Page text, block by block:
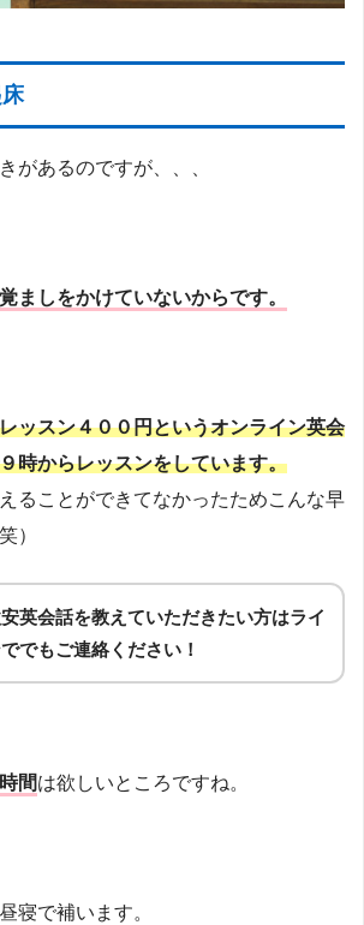
があるのですが、、、
ましをかけていないからです。
ッスン４００円というオンライン英会
時からレッスンをしています。
ることができてなかったためこんな早
）
英会話を教えていただきたい方はライ
でもご連絡ください！
間は欲しいところですね。
寝で補います。